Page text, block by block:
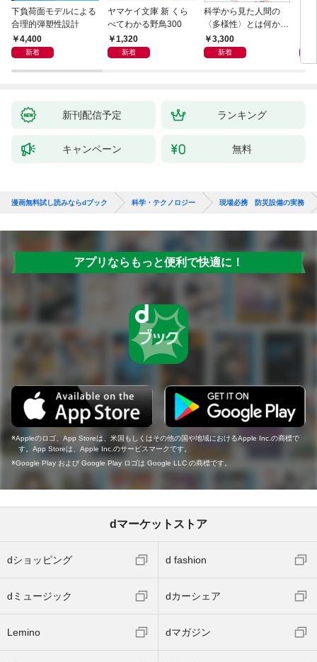
下負荷面モデルによる
合理的弾塑性設計
4,400
新着
ヤマケイ文庫 新 くら
べてわかる野鳥300
1,320
新着
科学から見た人間の
〈多様性〉とは何か―
―遺伝科学と疑似科学
3,300
新着
新刊配信予定 ランキング
キャンペーン 無料
漫画無料試し読みならdブック 科学・テクノロジー 現場必携 防災設備の実務
アプリならもっと便利で快適に！
Appleのロゴ、App Storeは、米国もしくはその他の国や地域におけるApple Inc.の商標で
す。App Storeは、Apple Inc.のサービスマークです。
Google Play および Google Play ロゴは Google LLC の商標です。
dマーケットストア
dショッピング d fashion
dミュージック dカーシェア
Lemino dマガジン